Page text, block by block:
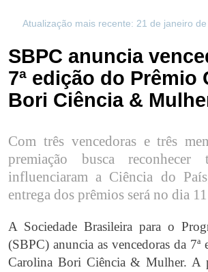
Atualização mais recente: 21 de janeiro
SBPC anuncia
7ª edição do Prêmio
Bori Ciência &
Com três vencedoras e três
premiação busca reconhecer
influenciaram a Ciência do
entrega dos prêmios será no dia
A Sociedade Brasileira para o
(SBPC) anuncia as vencedoras da 7ª
Carolina Bori Ciência & Mulher. A